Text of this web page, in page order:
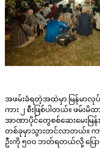
အဖမ်းခံရတဲ့အထဲမှာ မြန်မာလုပ်
ကား ၂ စီးဖြစ်ပါတယ်။ ဖမ်း
အာဏာပိုင်တွေစစ်ဆေးမေးမြ
တစ်ခုမှာသွားတင်လာတယ်။ က
ဦးကို ၅၀၀ ဘတ်ရတယ်လို့ ပြေ